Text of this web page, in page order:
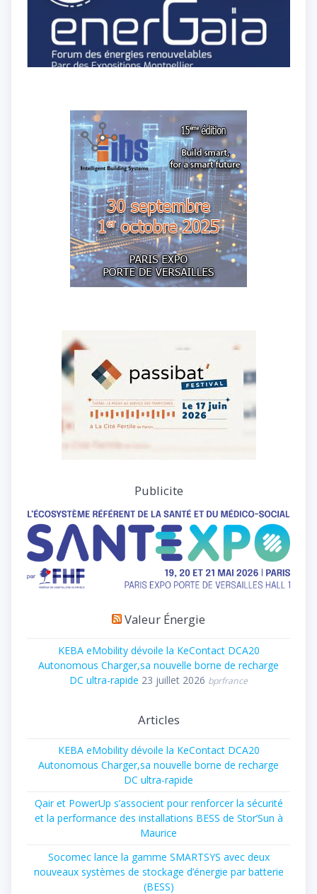
Publicite
Valeur Énergie
KEBA eMobility dévoile la KeContact DCA20
Autonomous Charger,sa nouvelle borne de recharge
DC ultra-rapide 23 juillet 2026 bprfrance
Articles
KEBA eMobility dévoile la KeContact DCA20
Autonomous Charger,sa nouvelle borne de recharge
DC ultra-rapide
Qair et PowerUp s’associent pour renforcer la sécurité
et la performance des installations BESS de Stor’Sun à
Maurice
Socomec lance la gamme SMARTSYS avec deux
nouveaux systèmes de stockage d’énergie par batterie
(BESS)